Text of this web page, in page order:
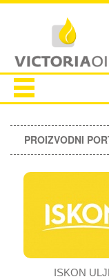
Main menu
PROIZVODNI
ISKON